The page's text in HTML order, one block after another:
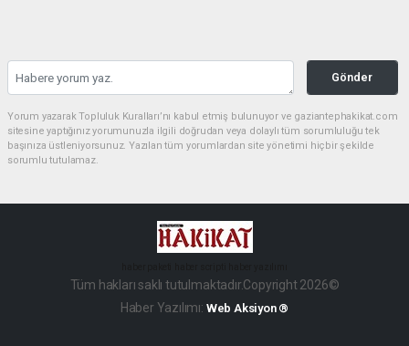
Gönder
Yorum yazarak Topluluk Kuralları’nı kabul etmiş bulunuyor ve gaziantephakikat.com
sitesine yaptığınız yorumunuzla ilgili doğrudan veya dolaylı tüm sorumluluğu tek
başınıza üstleniyorsunuz. Yazılan tüm yorumlardan site yönetimi hiçbir şekilde
sorumlu tutulamaz.
Tüm hakları saklı tutulmaktadır.Copyright 2026©
Haber Yazılımı: Web Aksiyon ®